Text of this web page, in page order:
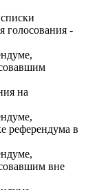
голосования -
на
референдума в
вне